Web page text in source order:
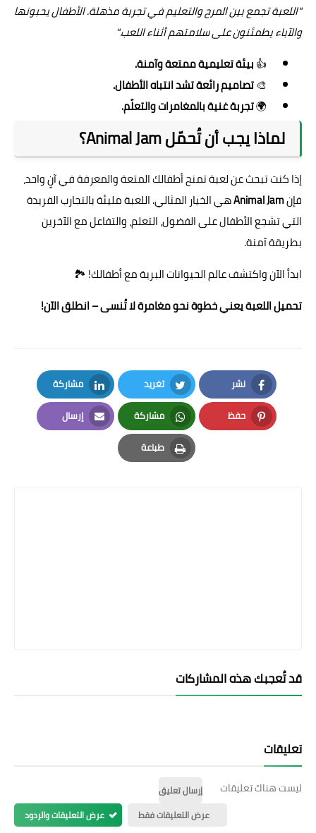
"اللعبة تجمع بين المرح والتعليم في تجربة مذهلة. الأطفال يحبونها
والآباء يطمئنون على سلامتهم أثناء اللعب."
👍بيئة تعليمية ممتعة وآمنة.
🎨تصاميم رائعة تشد انتباه الأطفال.
🌍تجربة غنية بالمغامرات والتعلّم.
لماذا يجب أن تُحمّل Animal Jam؟
إذا كنت تبحث عن لعبة تمنح أطفالك المتعة والمعرفة في آنٍ واحد،
فإنAnimal Jamهي الخيار المثالي. اللعبة مليئة بالتجارب الفريدة
التي تشجع الأطفال على الفضول، التعلم، والتفاعل مع الآخرين
بطريقة آمنة.
ابدأ الآن واكتشف عالم الحيوانات البرية مع أطفالك! 🏞️
تحميل اللعبة يعني خطوة نحو مغامرة لا تُنسى – انطلق الآن!
نشر
Facebook
تغريد
Twitter
مشاركة
LinkedIn
حفظ
Pinterest
مشاركة
Whatsapp
إرسال
Email
طباعة
Print
قد تُعجبك هذه المشاركات
تعليقات
ليست هناك تعليقات
إرسال تعليق
عرض التعليقات فقط
عرض التعليقات والردود